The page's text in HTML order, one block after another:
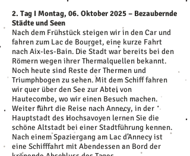
2. Tag I Montag, 06. Oktober 2025 – Bezaubernde
Städte und Seen
Nach dem Frühstück steigen wir in den Car und
fahren zum Lac de Bourget, eine kurze Fahrt
nach Aix-les-Bain. Die Stadt war bereits bei den
Römern wegen ihrer Thermalquellen bekannt.
Noch heute sind Reste der Thermen und
Triumphbogen zu sehen. Mit dem Schiff fahren
wir quer über den See zur Abtei von
Hautecombe, wo wir einen Besuch machen.
Weiter führt die Reise nach Annecy, in der
Hauptstadt des Hochsavoyen lernen Sie die
schöne Altstadt bei einer Stadtführung kennen.
Nach einem Spaziergang am Lac d’Annecy ist
eine Schifffahrt mit Abendessen an Bord der